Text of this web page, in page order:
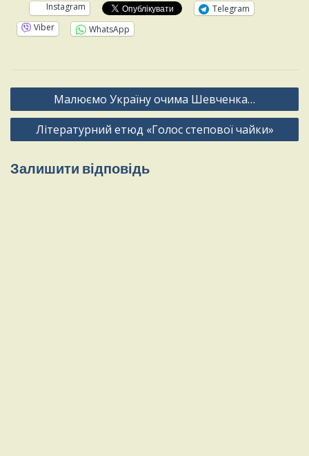
Instagram
Telegram
Viber
WhatsApp
Малюємо Україну очима Шевченка…
Літературний етюд «Голос степової чайки»
Залишити відповідь